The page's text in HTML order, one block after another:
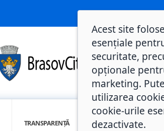
TRANSPARENȚĂ
INTEGRITATE
Acest site
esențiale
securitate,
opționale
marketing.
utilizarea
cookie-urile
dezactivate.